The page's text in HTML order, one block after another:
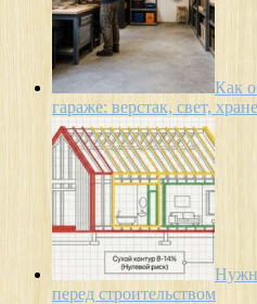
Как
гараже: верстак, свет,
перед строительством